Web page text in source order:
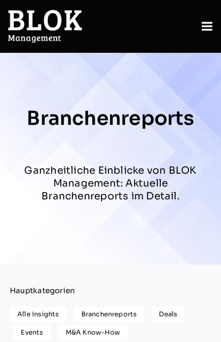
Inhalt
springen
Insights
Karriere
Branchenreports
Ganzheitliche Einblicke von BLOK
Management: Aktuelle
Branchenreports im Detail.
Hauptkategorien
Alle Insights Branchenreports Deals
Events M&A Know-How